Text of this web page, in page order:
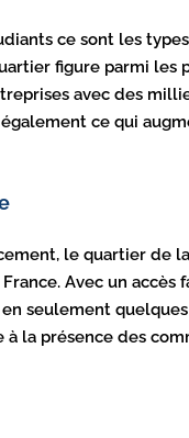
ce sont les
figure parmi les
avec des
également ce qui
le quartier de
Avec un
seulement
la présence des